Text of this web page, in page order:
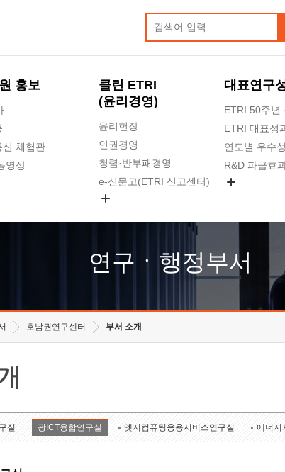
홍보
신 체험관
영상
클린 ETRI
(윤리경영)
윤리헌장
인권경영
청렴·반부패경영
e-신문고(ETRI 신고센터)
고객의소리
수의계약 현황
대표연구
ETRI 50주년
ETRI 대표성
연도별 우수
R&D 파급효
연구ㆍ행정부서
호남권연구센터 부서 소개
실 광ICT융합연구실 엣지컴퓨팅응용서비스연구실 에너지